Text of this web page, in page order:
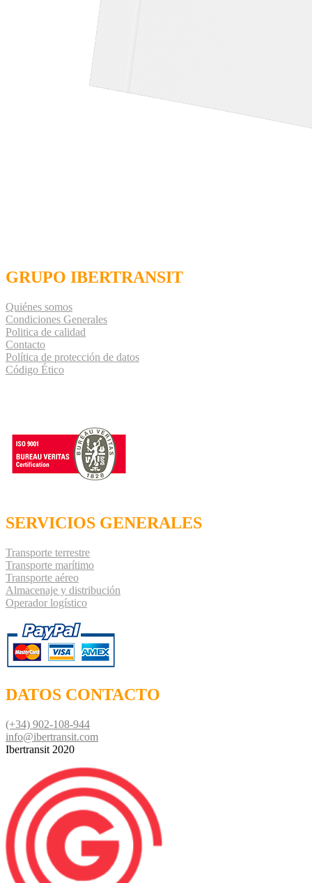
GRUPO IBERTRANSIT
Quiénes somos
Condiciones Generales
Politica de calidad
Contacto
Política de protección de datos
Código Ético
SERVICIOS GENERALES
Transporte terrestre
Transporte marítimo
Transporte aéreo
Almacenaje y distribución
Operador logístico
DATOS CONTACTO
(+34) 902-108-944
info@ibertransit.com
Ibertransit 2020